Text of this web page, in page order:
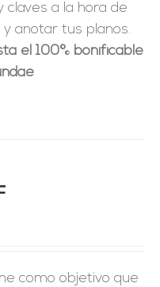
claves a la hora de
anotar tus planos.
el 100% bonificable
como objetivo que